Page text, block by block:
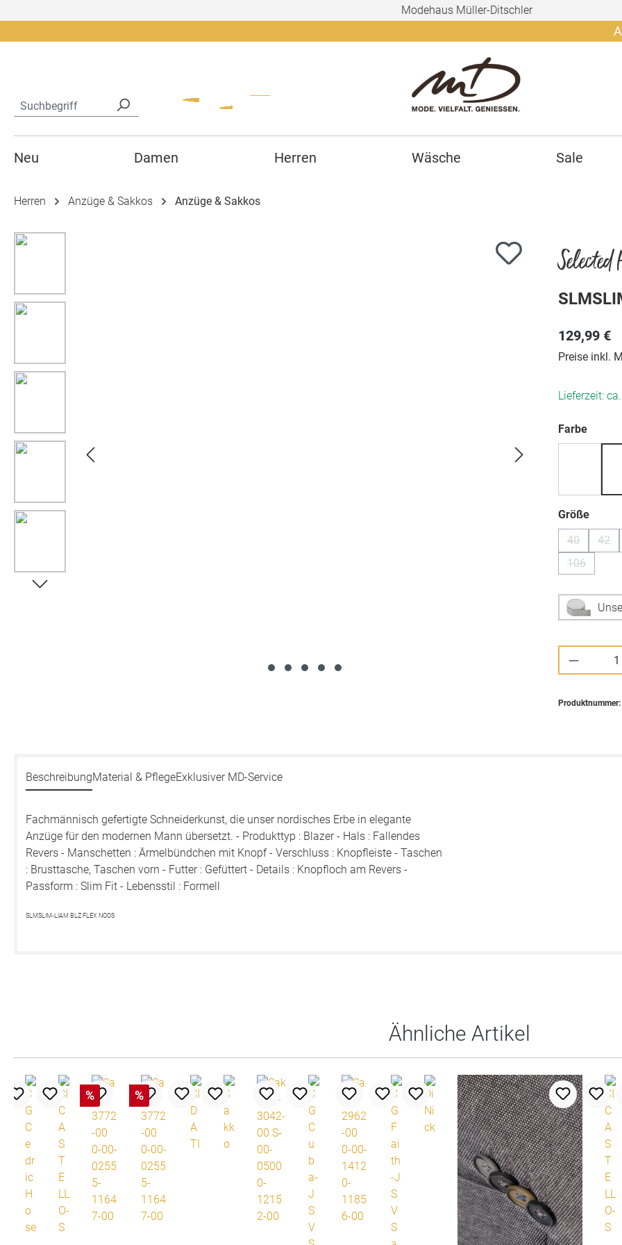
Modehaus Müller-Ditschler
Ab
Neu Damen Herren Wäsche Sale
Herren Anzüge & Sakkos Anzüge & Sakkos
Bildergalerie überspringen
Selected
129,99 €
Preise inkl.
Lieferzeit:
Farbe
Größe
40
(Diese
42
106
(Diese
Produktnummer:
BeschreibungMaterial & PflegeExklusiver MD-Service
Fachmännisch gefertigte Schneiderkunst, die unser nordisches Erbe in elegante
Anzüge für den modernen Mann übersetzt. - Produkttyp : Blazer - Hals : Fallendes
Revers - Manschetten : Ärmelbündchen mit Knopf - Verschluss : Knopfleiste - Taschen
: Brusttasche, Taschen vorn - Futter : Gefüttert - Details : Knopfloch am Revers -
Passform : Slim Fit - Lebensstil : Formell
SLMSLIM-LIAM BLZ FLEX NOOS
Ähnliche Artikel
% %